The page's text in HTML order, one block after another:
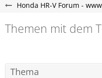
Honda HR-V Forum -
Themen mit dem
Thema